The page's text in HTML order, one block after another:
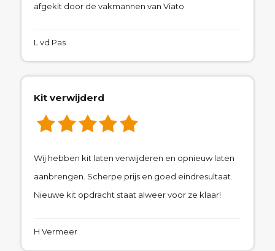
afgekit door de vakmannen van Viato
L vd Pas
Kit verwijderd
Wij hebben kit laten verwijderen en opnieuw laten
aanbrengen. Scherpe prijs en goed eindresultaat.
Nieuwe kit opdracht staat alweer voor ze klaar!
H Vermeer